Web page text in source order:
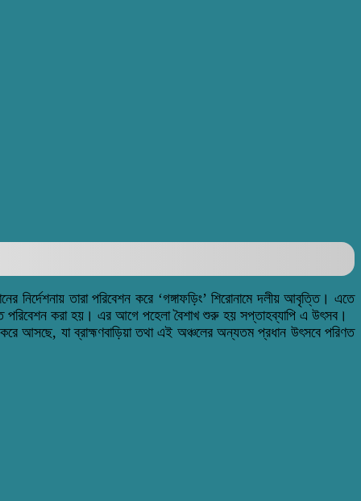
নির্দেশনায় তারা পরিবেশন করে ‘গঙ্গাফড়িং’ শিরোনামে দলীয় আবৃত্তি। এতে
পরিবেশন করা হয়। এর আগে পহেলা বৈশাখ শুরু হয় সপ্তাহব্যাপি এ উৎসব।
করে আসছে, যা ব্রাহ্মণবাড়িয়া তথা এই অঞ্চলের অন্যতম প্রধান উৎসবে পরিণত